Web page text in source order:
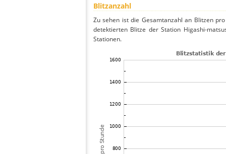
Blitzanzahl
Zu sehen ist die Gesamtanzahl an Blitzen
detektierten Blitze der Station Higashi-
Stationen.